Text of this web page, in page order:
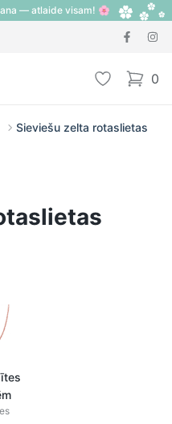
— atlaide visam! 🌸
Vēlmju 0
items
Sieviešu zelta rotaslietas